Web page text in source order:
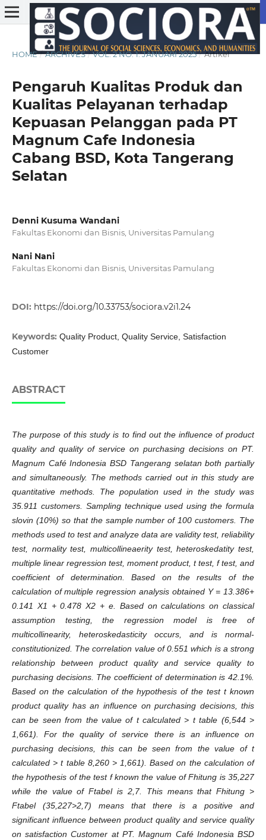
HOME / ARCHIVES / VOL. 2 NO. 1: JANUARI 2025 / Artikel
Pengaruh Kualitas Produk dan
Kualitas Pelayanan terhadap
Kepuasan Pelanggan pada PT
Magnum Cafe Indonesia
Cabang BSD, Kota Tangerang
Selatan
Denni Kusuma Wandani
Fakultas Ekonomi dan Bisnis, Universitas Pamulang
Nani Nani
Fakultas Ekonomi dan Bisnis, Universitas Pamulang
DOI: https://doi.org/10.33753/sociora.v2i1.24
Keywords: Quality Product, Quality Service, Satisfaction
Customer
ABSTRACT
The purpose of this study is to find out the influence of product
quality and quality of service on purchasing decisions on PT.
Magnum Café Indonesia BSD Tangerang selatan both partially
and simultaneously. The methods carried out in this study are
quantitative methods. The population used in the study was
35.911 customers. Sampling technique used using the formula
slovin (10%) so that the sample number of 100 customers. The
methods used to test and analyze data are validity test, reliability
test, normality test, multicollineaerity test, heteroskedatity test,
multiple linear regression test, moment product, t test, f test, and
coefficient of determination. Based on the results of the
calculation of multiple regression analysis obtained Y = 13.386+
0.141 X1 + 0.478 X2 + e. Based on calculations on classical
assumption testing, the regression model is free of
multicollinearity, heteroskedasticity occurs, and is normal-
constitutionized. The correlation value of 0.551 which is a strong
relationship between product quality and service quality to
purchasing decisions. The coefficient of determination is 42.1%.
Based on the calculation of the hypothesis of the test t known
product quality has an influence on purchasing decisions, this
can be seen from the value of t calculated > t table (6,544 >
1,661). For the quality of service there is an influence on
purchasing decisions, this can be seen from the value of t
calculated > t table 8,260 > 1,661). Based on the calculation of
the hypothesis of the test f known the value of Fhitung is 35,227
while the value of Ftabel is 2,7. This means that Fhitung >
Ftabel (35,227>2,7) means that there is a positive and
significant influence between product quality and service quality
on satisfaction Customer at PT. Magnum Café Indonesia BSD